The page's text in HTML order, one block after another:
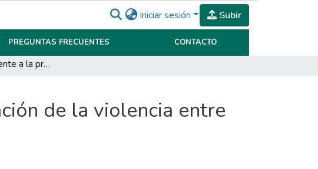
Iniciar sesión Subir
PREGUNTAS FRECUENTES CONTACTO
Proyecto tendiente a la prevención y erradicación de la violencia entre pares
de la violencia entre